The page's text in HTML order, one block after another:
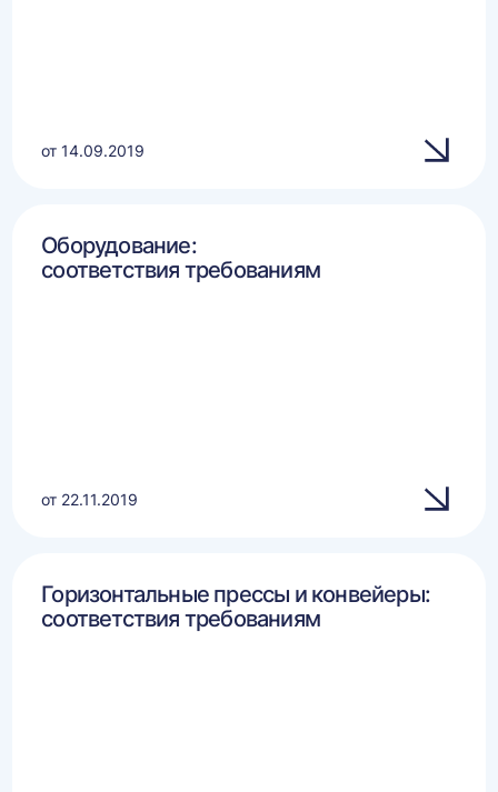
от 14.09.2019
Оборудование:
соответствия требованиям
от 22.11.2019
Горизонтальные прессы и конвейеры:
соответствия требованиям